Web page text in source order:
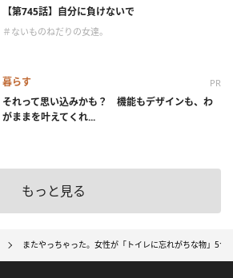
【第745話】自分に負けないで
＃ないものねだりの女達。
暮らす PR
それって思い込みかも？ 機能もデザインも、わ
がままを叶えてくれ...
もっと見る
またやっちゃった。女性が「トイレに忘れがちな物」5つ